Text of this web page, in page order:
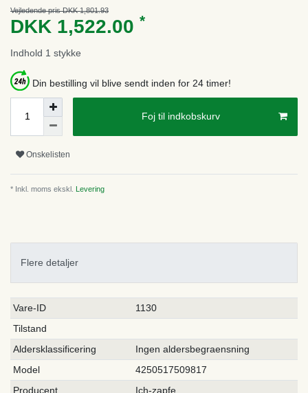
Vejledende pris DKK 1,801.93
DKK 1,522.00 *
Indhold 1 stykke
Din bestilling vil blive sendt inden for 24 timer!
Foj til indkobskurv
Onskelisten
* Inkl. moms ekskl. Levering
Flere detaljer
Ceres::Template.singleItemTechnicalDataAttribute
Ceres::Template.singleItemTechnicalDataValue
Vare-ID
1130
Tilstand
Aldersklassificering
Ingen aldersbegraensning
Model
4250517509817
Producent
Ich-zapfe